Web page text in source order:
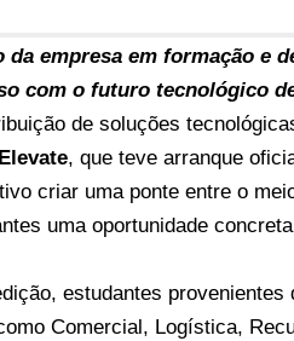
empresa em formação e
com o futuro tecnológico
de soluções
Elevate, que teve arranque
criar uma ponte entre o
uma oportunidade
estudantes provenientes
Comercial, Logística,